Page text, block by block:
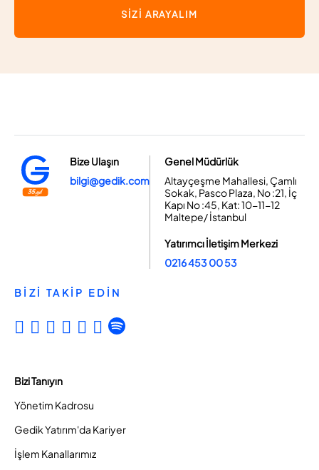
SİZİ ARAYALIM
Bize Ulaşın
bilgi@gedik.com
Genel Müdürlük
Altayçeşme Mahallesi, Çamlı
Sokak, Pasco Plaza, No :21, İç
Kapı No :45, Kat: 10-11-12
Maltepe/ İstanbul
Yatırımcı İletişim Merkezi
0216 453 00 53
BİZİ TAKİP EDİN
Bizi Tanıyın
Yönetim Kadrosu
Gedik Yatırım'da Kariyer
İşlem Kanallarımız